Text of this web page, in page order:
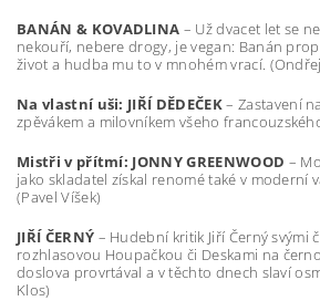
BANÁN & KOVADLINA – Už dvacet let se
nekouří, nebere drogy, je vegan: Banán
život a hudba mu to v mnohém vrací.
Na vlastní uši: JIŘÍ DĚDEČEK– Zastavení
zpěvákem a milovníkem všeho
Mistři v přítmí: JONNY GREENWOOD –
jako skladatel získal renomé také v moderní
(Pavel Víšek)
JIŘÍ ČERNÝ – Hudební kritik Jiří Černý svými
rozhlasovou Houpačkou či Deskami na
doslova provrtával a v těchto dnech slaví
Klos)